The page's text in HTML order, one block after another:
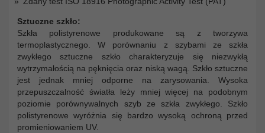
Sztuczne szkło:
Szkła polistyrenowe produkowane są z tworzywa
termoplastycznego. W porównaniu z szybami ze szkła
zwykłego sztuczne szkło charakteryzuje się niezwykłą
wytrzymałością na pęknięcia oraz niską wagą. Szkło sztuczne
jest jednak mniej odporne na zarysowania. Wysoka
przepuszczalność światła leży mniej więcej na podobnym
poziomie porównywalnych szyb ze szkła zwykłego. Szkło
polistyrenowe wyróżnia się bardzo wysoką ochroną przed
promieniowaniem UV.